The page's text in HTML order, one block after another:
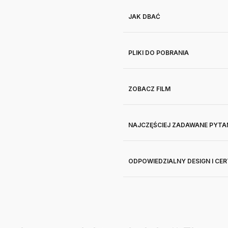
JAK DBAĆ
PLIKI DO POBRANIA
ZOBACZ FILM
NAJCZĘŚCIEJ ZADAWANE
ODPOWIEDZIALNY DESIGN I